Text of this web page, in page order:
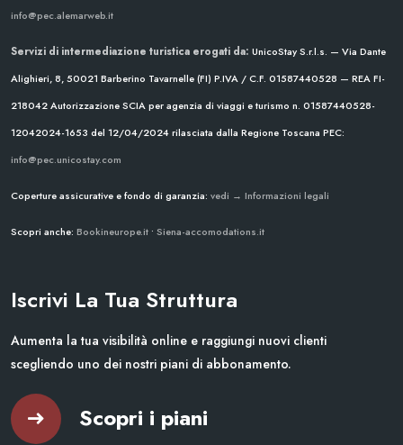
info@pec.alemarweb.it
Servizi di intermediazione turistica erogati da: UnicoStay S.r.l.s. — Via Dante
Alighieri, 8, 50021 Barberino Tavarnelle (FI) P.IVA / C.F. 01587440528 — REA FI-
218042Autorizzazione SCIA per agenzia di viaggi e turismo n. 01587440528-
12042024-1653 del 12/04/2024rilasciata dalla Regione Toscana PEC:
info@pec.unicostay.com
Coperture assicurative e fondo di garanzia: vedi → Informazioni legali
Scopri anche: Bookineurope.it • Siena-accomodations.it
Iscrivi La Tua Struttura
Aumenta la tua visibilità online e raggiungi nuovi clienti
scegliendo uno dei nostri piani di abbonamento.
Scopri i piani